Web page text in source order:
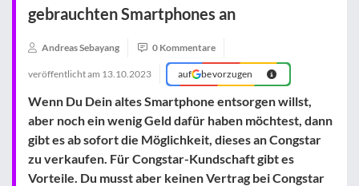
gebrauchten Smartphones an
Andreas Sebayang 0 Kommentare
veröffentlicht am 13.10.2023 auf bevorzugen
Wenn Du Dein altes Smartphone entsorgen willst,
aber noch ein wenig Geld dafür haben möchtest, dann
gibt es ab sofort die Möglichkeit, dieses an Congstar
zu verkaufen. Für Congstar-Kundschaft gibt es
Vorteile. Du musst aber keinen Vertrag bei Congstar